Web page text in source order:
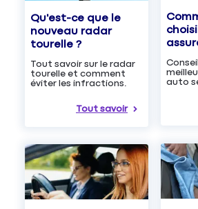
Qu'est-ce que le
nouveau radar
tourelle ?
Tout savoir sur le radar
tourelle et comment
éviter les infractions.
Tout savoir
auto